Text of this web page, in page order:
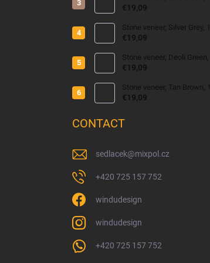
€19,09
Stone veneer, Silver Grey,
€19,09
Stone veneer, Deoli
€19,09
Stone veneer, Tan Brown,
€19,09
CONTACT
sedlacek@mixpol.cz
+420 725 157 752
windudesign
windudesign
+420 725 157 752